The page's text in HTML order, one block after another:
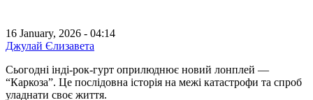
16 January, 2026 - 04:14
Джулай Єлизавета
Сьогодні інді-рок-гурт оприлюднює новий лонплей —
“Каркоза”. Це послідовна історія на межі катастрофи та спроб
уладнати своє життя.